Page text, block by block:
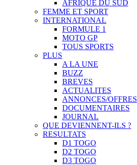
AFRIQUE DU SUD
FEMME ET SPORT
INTERNATIONAL
FORMULE 1
MOTO GP
TOUS SPORTS
PLUS
A LA UNE
BUZZ
BREVES
ACTUALITES
ANNONCES/OFFRES
DOCUMENTAIRES
JOURNAL
QUE DEVIENNENT-ILS ?
RESULTATS
D1 TOGO
D2 TOGO
D3 TOGO